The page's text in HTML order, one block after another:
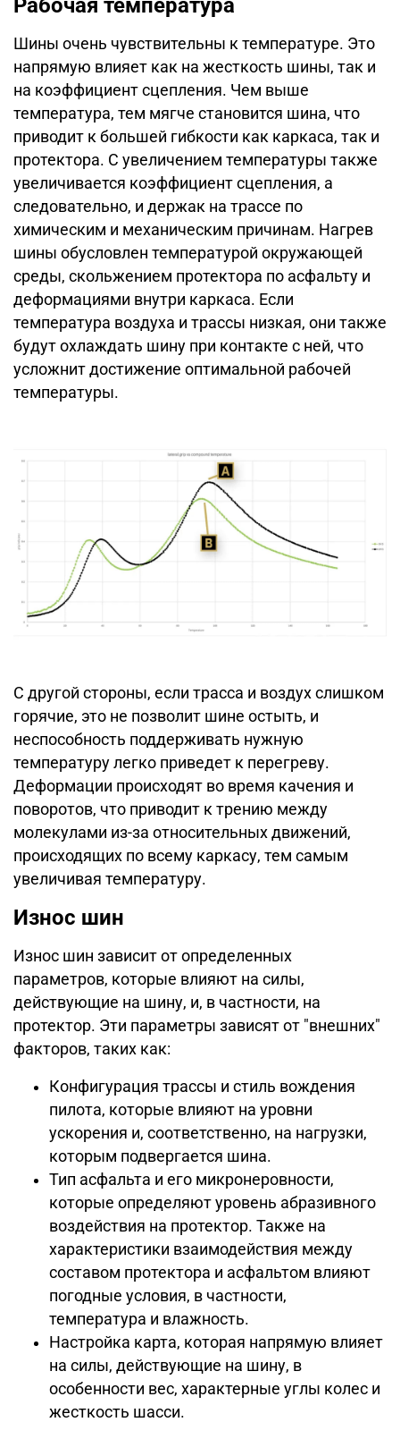
Рабочая температура
Шины очень чувствительны к температуре. Это
напрямую влияет как на жесткость шины, так и
на коэффициент сцепления. Чем выше
температура, тем мягче становится шина, что
приводит к большей гибкости как каркаса, так и
протектора. С увеличением температуры также
увеличивается коэффициент сцепления, а
следовательно, и держак на трассе по
химическим и механическим причинам. Нагрев
шины обусловлен температурой окружающей
среды, скольжением протектора по асфальту и
деформациями внутри каркаса. Если
температура воздуха и трассы низкая, они также
будут охлаждать шину при контакте с ней, что
усложнит достижение оптимальной рабочей
температуры.
С другой стороны, если трасса и воздух слишком
горячие, это не позволит шине остыть, и
неспособность поддерживать нужную
температуру легко приведет к перегреву.
Деформации происходят во время качения и
поворотов, что приводит к трению между
молекулами из-за относительных движений,
происходящих по всему каркасу, тем самым
увеличивая температуру.
Износ шин
Износ шин зависит от определенных
параметров, которые влияют на силы,
действующие на шину, и, в частности, на
протектор. Эти параметры зависят от "внешних"
факторов, таких как:
Конфигурация трассы и стиль вождения
пилота, которые влияют на уровни
ускорения и, соответственно, на нагрузки,
которым подвергается шина.
Тип асфальта и его микронеровности,
которые определяют уровень абразивного
воздействия на протектор. Также на
характеристики взаимодействия между
составом протектора и асфальтом влияют
погодные условия, в частности,
температура и влажность.
Настройка карта, которая напрямую влияет
на силы, действующие на шину, в
особенности вес, характерные углы колес и
жесткость шасси.